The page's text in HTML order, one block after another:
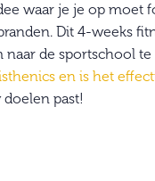
waar je je op moet
Dit 4-weeks
de sportschool
en is het
past!